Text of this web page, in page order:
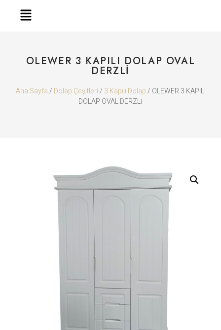
OLEWER 3 KAPILI DOLAP OVAL
DERZLİ
Ana Sayfa/ Dolap Çeşitleri/ 3 Kapılı Dolap/ OLEWER 3 KAPILI
DOLAP OVAL DERZLİ